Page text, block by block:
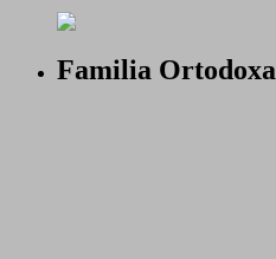
Familia Ortodoxa